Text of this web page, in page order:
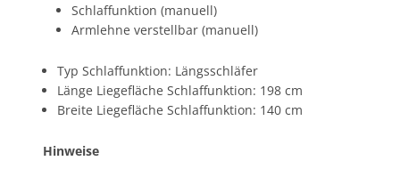
Schlaffunktion (manuell)
Armlehne verstellbar (manuell)
Typ Schlaffunktion: Längsschläfer
Länge Liegefläche Schlaffunktion: 198 cm
Breite Liegefläche Schlaffunktion: 140 cm
Hinweise